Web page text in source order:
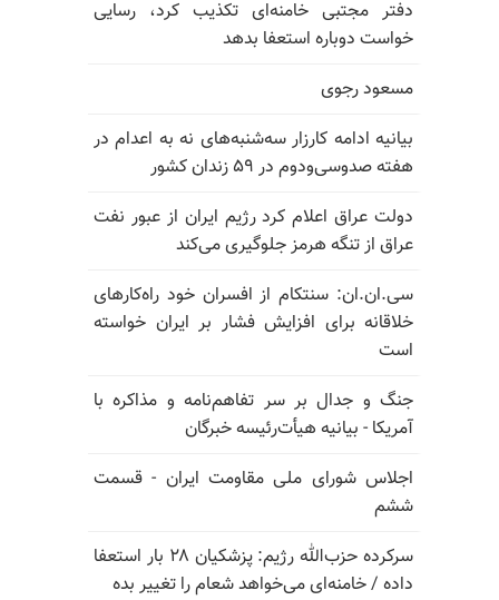
دفتر مجتبی خامنه‌ای تکذیب کرد، رسایی
خواست دوباره استعفا بدهد
مسعود رجوی
بیانیه ادامه کارزار سه‌شنبه‌های نه به اعدام در
هفته صدوسی‌و‌دوم در ۵۹ زندان کشور
دولت عراق اعلام کرد رژیم ایران از عبور نفت
عراق از تنگه هرمز جلوگیری می‌کند
سی.ان.ان: سنتکام از افسران خود راه‌کارهای
خلاقانه برای افزایش فشار بر ایران خواسته
است
جنگ و جدال بر سر تفاهم‌نامه و مذاکره با
آمریکا - بیانیه هیأت‌رئیسه خبرگان
اجلاس شورای ملی مقاومت ایران - قسمت
ششم
سرکرده حزب‌الله رژیم: پزشکیان ۲۸ بار استعفا
داده / خامنه‌ای می‌خواهد شعام را تغییر بده